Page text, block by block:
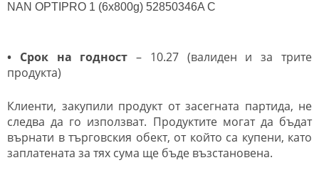
NAN OPTIPRO 1 (6x800g) 52850346A C
• Срок на годност– 10.27 (валиден и за трите
продукта)
Клиенти, закупили продукт от засегната партида, не
следва да го използват. Продуктите могат да бъдат
върнати в търговския обект, от който са купени, като
заплатената за тях сума ще бъде възстановена.